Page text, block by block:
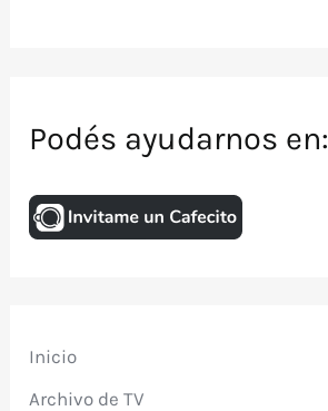
Podés ayudarnos en:
Inicio
Archivo de TV